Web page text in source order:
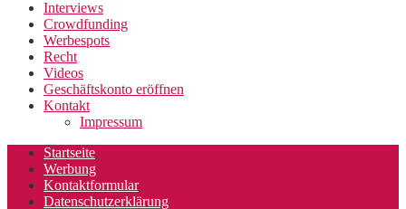
Interviews
Crowdfunding
Werbespots
Recht
Videos
Geschäftskonto eröffnen
Kontakt
Impressum
Startseite
Werbung
Kontaktformular
Datenschutzerklärung